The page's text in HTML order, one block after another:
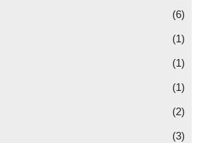
(6)
(1)
(1)
(1)
(2)
(3)